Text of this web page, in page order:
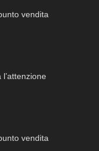
vendita
vendita